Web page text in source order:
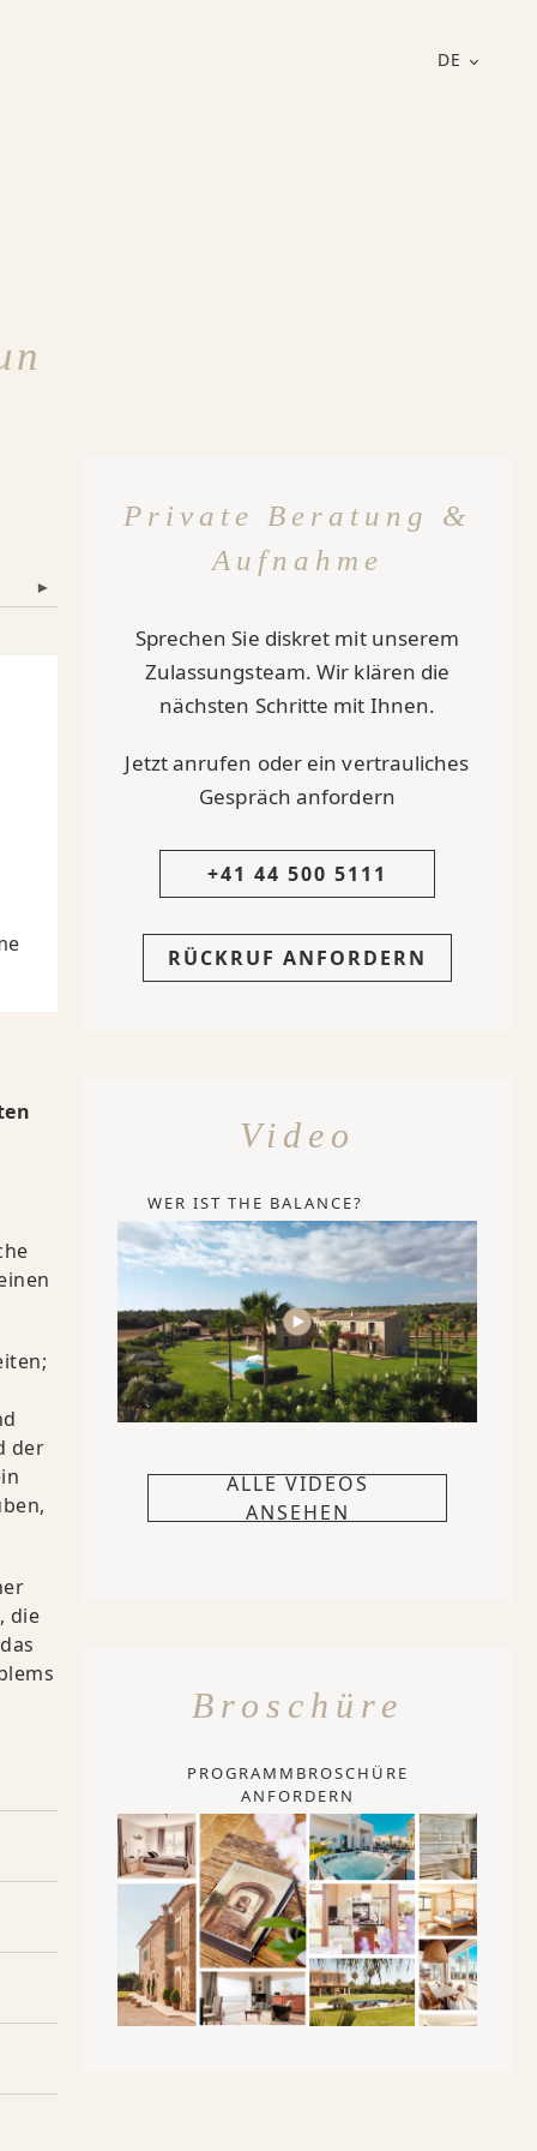
DE
▾
der
die
Private Beratung &
Aufnahme
Sprechen Sie diskret mit unserem
Zulassungsteam. Wir klären die
nächsten Schritte mit Ihnen.
Jetzt anrufen oder ein vertrauliches
Gespräch anfordern
+41 44 500 5111
RÜCKRUF ANFORDERN
Video
WER IST THE BALANCE?
ALLE VIDEOS
ANSEHEN
Broschüre
PROGRAMMBROSCHÜRE
ANFORDERN